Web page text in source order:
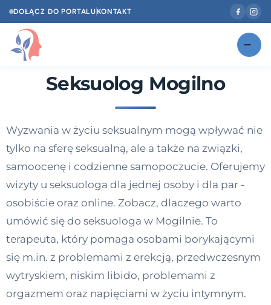
DOŁĄCZ DO PORTALUKONTAKT
Znajdź swojego specjalistęNOWOŚĆ
Według specjalizacji
Diagnozy psychologiczne
Dawka wiedzy
Dla specjalistów
Kontakt
Seksuolog Mogilno
Wyzwania w życiu seksualnym mogą wpływać nie
tylko na sferę seksualną, ale a także na związki,
samoocenę i codzienne samopoczucie. Oferujemy
wizyty u seksuologa dla jednej osoby i dla par -
osobiście oraz online. Zobacz, dlaczego warto
umówić się do seksuologa w Mogilnie. To
terapeuta, który pomaga osobami borykającymi
się m.in. z problemami z erekcją, przedwczesnym
wytryskiem, niskim libido, problemami z
orgazmem oraz napięciami w życiu intymnym.